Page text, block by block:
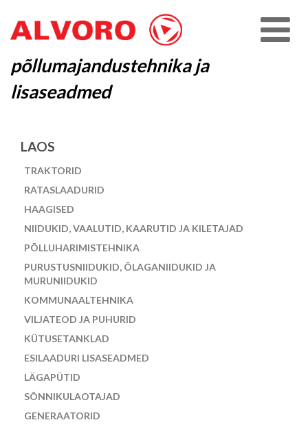
põllumajandustehnika ja
lisaseadmed
LAOS
TRAKTORID
RATASLAADURID
HAAGISED
NIIDUKID, VAALUTID, KAARUTID JA KILETAJAD
PÕLLUHARIMISTEHNIKA
PURUSTUSNIIDUKID, ÕLAGANIIDUKID JA
MURUNIIDUKID
KOMMUNAALTEHNIKA
VILJATEOD JA PUHURID
KÜTUSETANKLAD
ESILAADURI LISASEADMED
LÄGAPÜTID
SÕNNIKULAOTAJAD
GENERAATORID